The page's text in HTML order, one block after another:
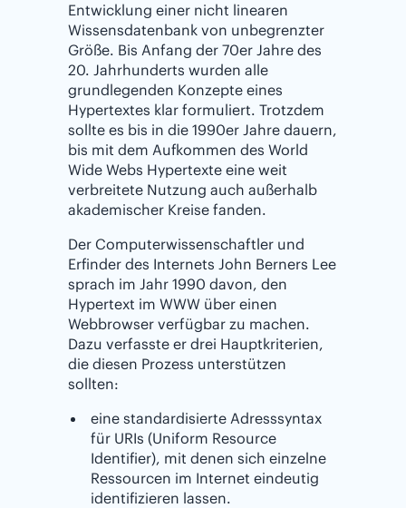
Entwicklung einer nicht linearen
Wissensdatenbank von unbegrenzter
Größe. Bis Anfang der 70er Jahre des
20. Jahrhunderts wurden alle
grundlegenden Konzepte eines
Hypertextes klar formuliert. Trotzdem
sollte es bis in die 1990er Jahre dauern,
bis mit dem Aufkommen des World
Wide Webs Hypertexte eine weit
verbreitete Nutzung auch außerhalb
akademischer Kreise fanden.
Der Computerwissenschaftler und
Erfinder des Internets John Berners Lee
sprach im Jahr 1990 davon, den
Hypertext im WWW über einen
Webbrowser verfügbar zu machen.
Dazu verfasste er drei Hauptkriterien,
die diesen Prozess unterstützen
sollten:
eine standardisierte Adresssyntax
für URIs (Uniform Resource
Identifier), mit denen sich einzelne
Ressourcen im Internet eindeutig
identifizieren lassen.